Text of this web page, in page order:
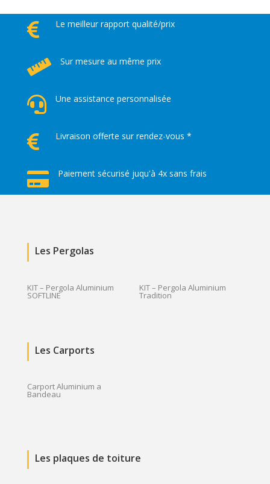
 Le meilleur rapport qualité/prix
 Sur mesure au même prix
 Une assistance personnalisée
 Livraison offerte sur rendez-vous *
 Paiement sécurisé juqu'à 4x sans frais
Les Pergolas
KIT – Pergola Aluminium
SOFTLINE
KIT – Pergola Aluminium
Tradition
Les Carports
Carport Aluminium a
Bandeau
Les plaques de toiture